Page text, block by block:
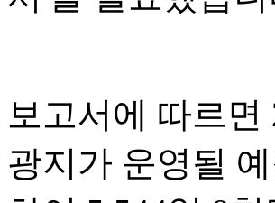
보고서에 따르
광지가 운영될